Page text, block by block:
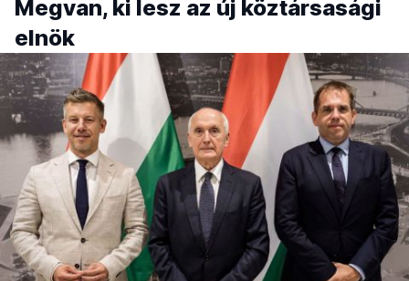
Megvan, ki lesz az új köztársasági
elnök